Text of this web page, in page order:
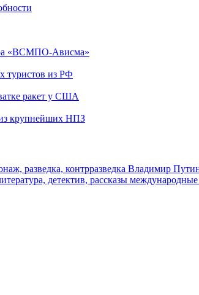
«ВСМПО-Ависма»
туристов из РФ
ракет у США
из крупнейших НПЗ
разведка, контрразведка Владимир
детектив, рассказы